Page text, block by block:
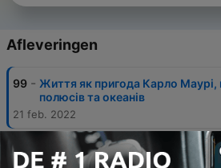
Afleveringen
99 - Життя як пригода Карло Маурі,
полюсів та океанів
21 feb. 2022
98
Як арабський хлопець Ібн
— і про це забули